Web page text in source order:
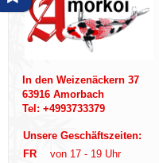
In den Weizenäckern 37
63916 Amorbach
Tel: +4993733379
Unsere Geschäftszeiten:
FR
von 17 - 19 Uhr